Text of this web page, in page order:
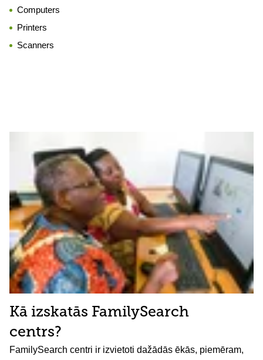
Computers
Printers
Scanners
Kā izskatās FamilySearch
centrs?
FamilySearch centri ir izvietoti dažādās ēkās, piemēram,